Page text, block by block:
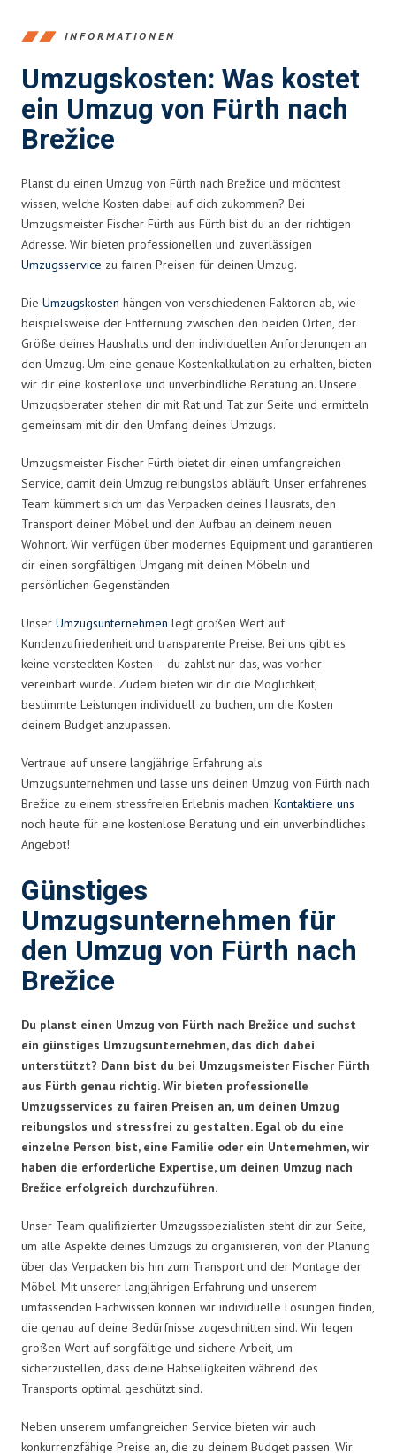
INFORMATIONEN
Umzugskosten: Was kostet
ein Umzug von Fürth nach
Brežice
Planst du einen Umzug von Fürth nach Brežice und möchtest
wissen, welche Kosten dabei auf dich zukommen? Bei
Umzugsmeister Fischer Fürth aus Fürth bist du an der richtigen
Adresse. Wir bieten professionellen und zuverlässigen
Umzugsservice zu fairen Preisen für deinen Umzug.
Die Umzugskosten hängen von verschiedenen Faktoren ab, wie
beispielsweise der Entfernung zwischen den beiden Orten, der
Größe deines Haushalts und den individuellen Anforderungen an
den Umzug. Um eine genaue Kostenkalkulation zu erhalten, bieten
wir dir eine kostenlose und unverbindliche Beratung an. Unsere
Umzugsberater stehen dir mit Rat und Tat zur Seite und ermitteln
gemeinsam mit dir den Umfang deines Umzugs.
Umzugsmeister Fischer Fürth bietet dir einen umfangreichen
Service, damit dein Umzug reibungslos abläuft. Unser erfahrenes
Team kümmert sich um das Verpacken deines Hausrats, den
Transport deiner Möbel und den Aufbau an deinem neuen
Wohnort. Wir verfügen über modernes Equipment und garantieren
dir einen sorgfältigen Umgang mit deinen Möbeln und
persönlichen Gegenständen.
Unser Umzugsunternehmen legt großen Wert auf
Kundenzufriedenheit und transparente Preise. Bei uns gibt es
keine versteckten Kosten – du zahlst nur das, was vorher
vereinbart wurde. Zudem bieten wir dir die Möglichkeit,
bestimmte Leistungen individuell zu buchen, um die Kosten
deinem Budget anzupassen.
Vertraue auf unsere langjährige Erfahrung als
Umzugsunternehmen und lasse uns deinen Umzug von Fürth nach
Brežice zu einem stressfreien Erlebnis machen. Kontaktiere uns
noch heute für eine kostenlose Beratung und ein unverbindliches
Angebot!
Günstiges
Umzugsunternehmen für
den Umzug von Fürth nach
Brežice
Du planst einen Umzug von Fürth nach Brežice und suchst
ein günstiges Umzugsunternehmen, das dich dabei
unterstützt? Dann bist du bei Umzugsmeister Fischer Fürth
aus Fürth genau richtig. Wir bieten professionelle
Umzugsservices zu fairen Preisen an, um deinen Umzug
reibungslos und stressfrei zu gestalten. Egal ob du eine
einzelne Person bist, eine Familie oder ein Unternehmen, wir
haben die erforderliche Expertise, um deinen Umzug nach
Brežice erfolgreich durchzuführen.
Unser Team qualifizierter Umzugsspezialisten steht dir zur Seite,
um alle Aspekte deines Umzugs zu organisieren, von der Planung
über das Verpacken bis hin zum Transport und der Montage der
Möbel. Mit unserer langjährigen Erfahrung und unserem
umfassenden Fachwissen können wir individuelle Lösungen finden,
die genau auf deine Bedürfnisse zugeschnitten sind. Wir legen
großen Wert auf sorgfältige und sichere Arbeit, um
sicherzustellen, dass deine Habseligkeiten während des
Transports optimal geschützt sind.
Neben unserem umfangreichen Service bieten wir auch
konkurrenzfähige Preise an, die zu deinem Budget passen. Wir